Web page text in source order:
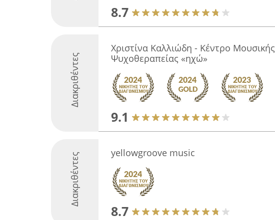
8.7
Διακριθέντες
Χριστίνα Καλλιώδη - Κέντρο Μουσικής
Ψυχοθεραπείας «ηχώ»
9.1
Διακριθέντες yellowgroove music
8.7